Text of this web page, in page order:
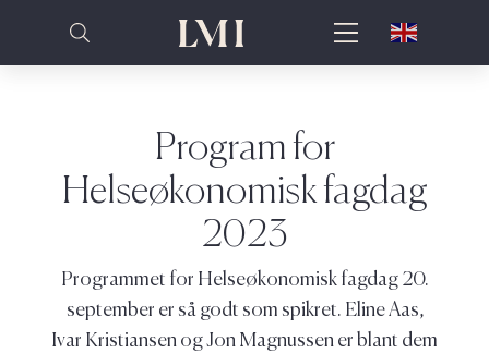
Program for
Helseøkonomisk fagdag
2023
Programmet for Helseøkonomisk fagdag 20.
september er så godt som spikret. Eline Aas,
Ivar Kristiansen og Jon Magnussen er blant dem